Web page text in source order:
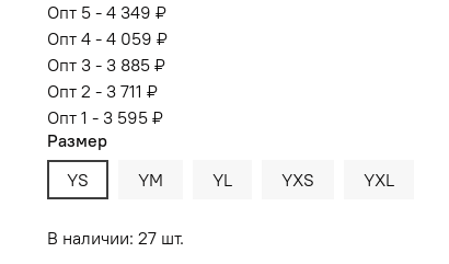
Опт 5 - 4 349 ₽
Опт 4 - 4 059 ₽
Опт 3 - 3 885 ₽
Опт 2 - 3 711 ₽
Опт 1 - 3 595 ₽
Размер
YS
YM YL YXS YXL
В наличии: 27 шт.